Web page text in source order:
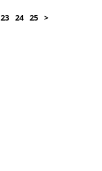
Международного
23 24 25 >